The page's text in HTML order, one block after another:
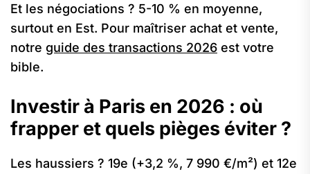
Et les négociations ? 5-10 % en moyenne,
surtout en Est. Pour maîtriser achat et vente,
notre guide des transactions 2026 est votre
bible.
Investir à Paris en 2026 : où
frapper et quels pièges éviter ?
Les haussiers ? 19e (+3,2 %, 7 990 €/m²) et 12e